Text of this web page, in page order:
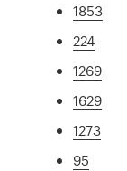
1853
224
1269
1629
1273
95